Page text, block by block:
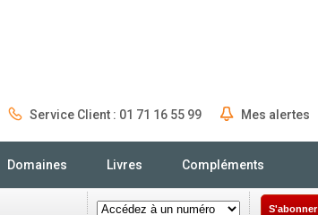
Service Client : 01 71 16 55 99 Mes alertes
Domaines Livres Compléments
S'abonner